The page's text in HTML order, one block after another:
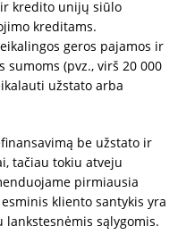
kredito unijų siūlo
kreditams.
geros pajamos ir
(pvz., virš 20 000
užstato arba
be užstato ir
tačiau tokiu atveju
pirmiausia
kliento santykis yra
lankstesnėmis sąlygomis.